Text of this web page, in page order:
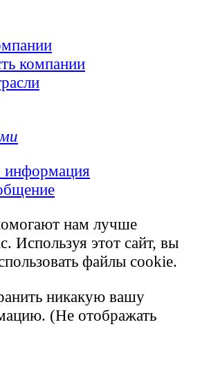
компании
информация
нам лучше
Используя этот сайт, вы
файлы cookie.
никакую вашу
(Не отображать